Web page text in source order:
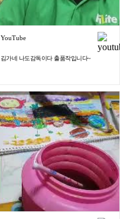
YouTube
김가네 나도감독이다 출품작입니다~